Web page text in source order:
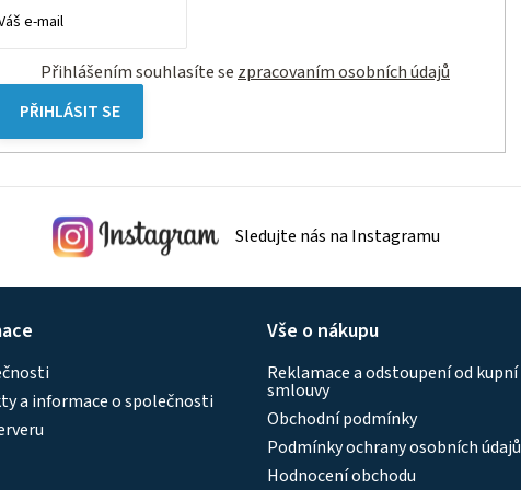
Přihlášením souhlasíte se zpracovaním osobních údajů
PŘIHLÁSIT SE
Sledujte nás na Instagramu
a informace o společnosti
Vše o nákupu
Reklamace a odstoupení od kupní
smlouvy
Obchodní podmínky
Podmínky ochrany osobních údajů
Hodnocení obchodu